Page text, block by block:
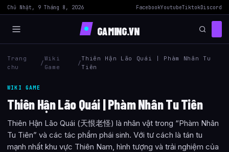
Chủ Nhật, 9 Tháng 8, 2026 FacebookYoutubeTiktokDiscord
GAMING.VN
Trang
chu
/
Wiki
Game
/
Thiên Hận Lão Quái | Phàm Nhân Tu
Tiên
WIKI GAME
Thiên Hận Lão Quái | Phàm Nhân Tu Tiên
Thiên Hận Lão Quái (天恨老怪) là nhân vật trong “Phàm Nhân
Tu Tiên” và các tác phẩm phái sinh. Với tư cách là tán tu
mạnh nhất khu vực Thiên Nam, hình tượng và trải nghiệm của